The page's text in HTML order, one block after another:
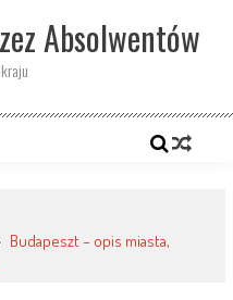
Absolwentów
Budapeszt – opis miasta,